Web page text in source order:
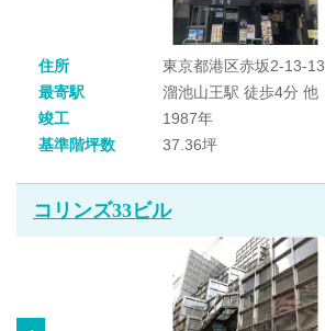
住所
東京都港区赤坂2-13-13
最寄駅
溜池山王駅 徒歩4分 他
竣工
1987年
基準階坪数
37.36坪
コリンズ33ビル